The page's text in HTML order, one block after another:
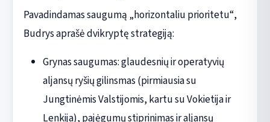
Pavadindamas saugumą „horizontaliu prioritetu“,
Budrys aprašė dvikryptę strategiją:
Grynas saugumas: glaudesnių ir operatyvių
aljansų ryšių gilinsmas (pirmiausia su
Jungtinėmis Valstijomis, kartu su Vokietija ir
Lenkija), pajėgumų stiprinimas ir aljansų